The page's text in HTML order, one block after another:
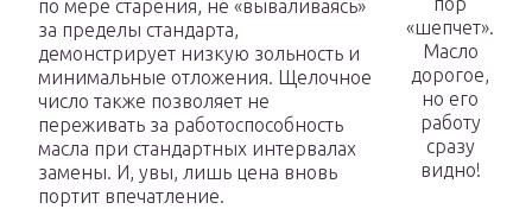
по мере старения, не «вываливаясь»
за пределы стандарта,
демонстрирует низкую зольность и
минимальные отложения. Щелочное
число также позволяет не
переживать за работоспособность
масла при стандартных интервалах
замены. И, увы, лишь цена вновь
портит впечатление.
«шепчет».
Масло
дорогое,
но его
работу
сразу
видно!